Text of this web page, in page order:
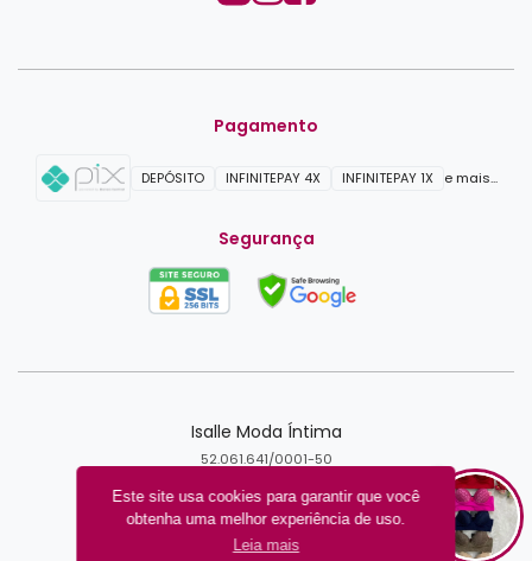
Este site usa cookies para garantir que você
obtenha uma melhor experiência de uso.
Leia mais
Pagamento
DEPÓSITO INFINITEPAY 4X INFINITEPAY 1X e mais...
Segurança
Isalle Moda Íntima
52.061.641/0001-50
Criar loja virtual com a plataforma